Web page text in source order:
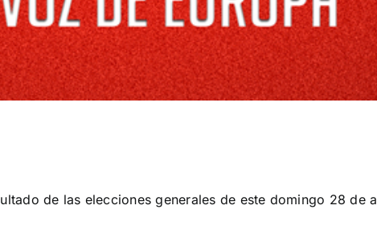
de las elecciones generales de este domingo 28 de